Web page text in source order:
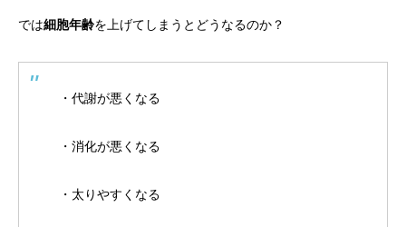
では細胞年齢を上げてしまうとどうなるのか？
・代謝が悪くなる
・消化が悪くなる
・太りやすくなる